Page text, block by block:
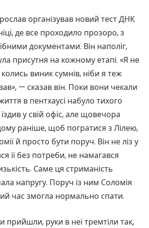
організував новий тест ДНК
де все проходило прозоро, з
документами. Він наполіг,
присутня на кожному етапі. «Я не
виник сумнів, ніби я теж
— сказав він. Поки вони чекали
в пентхаусі набуло тихого
у свій офіс, але щовечора
раніше, щоб погратися з Лілею,
й просто бути поруч. Він не ліз у
її без потреби, не намагався
Саме ця стриманість
напругу. Поруч із ним Соломія
час змогла нормально спати.
прийшли, руки в неї тремтіли так,